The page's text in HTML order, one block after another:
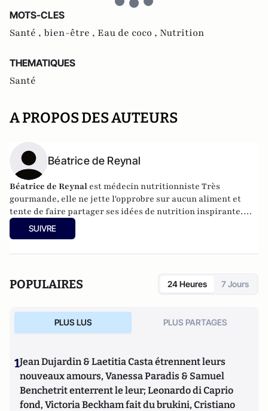
MOTS-CLES
Santé , bien-être , Eau de coco , Nutrition
THEMATIQUES
Santé
A PROPOS DES AUTEURS
Béatrice de Reynal
Béatrice de Reynal est médecin nutritionniste Très
gourmande, elle ne jette l'opprobre sur aucun aliment et
tente de faire partager ses idées de nutrition inspirante.
Elle est par ailleurs l'auteur du blog "
SUIVRE
POPULAIRES 24 Heures 7 Jours
PLUS LUS PLUS PARTAGES
1Jean Dujardin & Laetitia Casta étrennent leurs
nouveaux amours, Vanessa Paradis & Samuel
Benchetrit enterrent le leur; Leonardo di Caprio
fond, Victoria Beckham fait du brukini, Cristiano